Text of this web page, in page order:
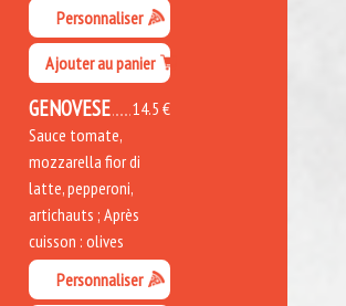
Personnaliser
Ajouter au panier
14.5 €
GENOVESE
Sauce tomate,
mozzarella fior di
latte, pepperoni,
artichauts ; Après
cuisson : olives
Personnaliser